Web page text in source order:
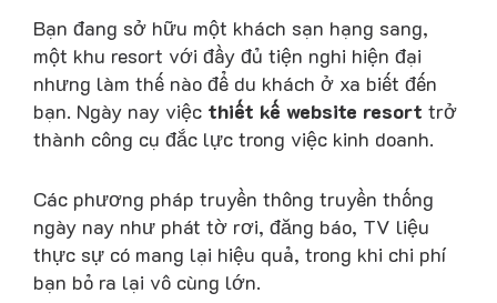
u
Bạn đang sở hữu một khách sạn hạng sang,
một khu resort với đầy đủ tiện nghi hiện đại
nhưng làm thế nào để du khách ở xa biết đến
bạn. Ngày nay việc thiết kế website resort trở
thành công cụ đắc lực trong việc kinh doanh.
Các phương pháp truyền thông truyền thống
ngày nay như phát tờ rơi, đăng báo, TV liệu
thực sự có mang lại hiệu quả, trong khi chi phí
bạn bỏ ra lại vô cùng lớn.